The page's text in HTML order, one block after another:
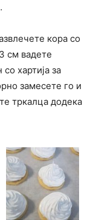
кора со
см вадете
хартија за
замесете го и
тркалца додека